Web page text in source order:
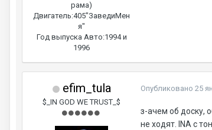
рама)
Двигатель:405"ЗаведиМен
я"
Год выпуска Авто:1994 и
1996
efim_tula
$_IN GOD WE TRUST_$
Опубликовано 25
з-ачем об доску,
не ходят. INA с